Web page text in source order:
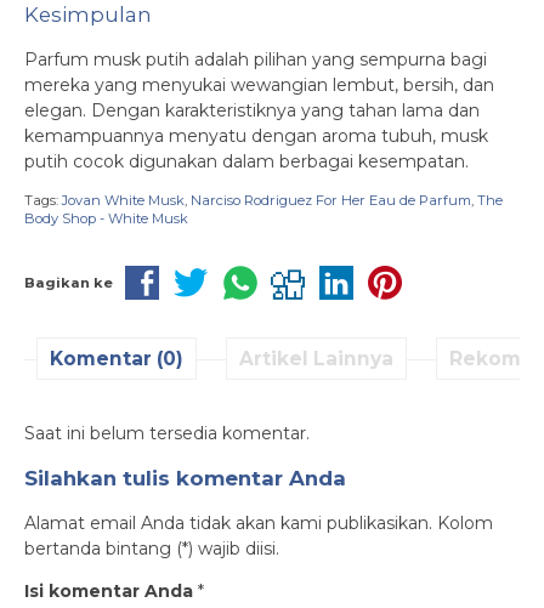
Kesimpulan
Parfum musk putih adalah pilihan yang sempurna bagi
mereka yang menyukai wewangian lembut, bersih, dan
elegan. Dengan karakteristiknya yang tahan lama dan
kemampuannya menyatu dengan aroma tubuh, musk
putih cocok digunakan dalam berbagai kesempatan.
Tags:Jovan White Musk Narciso Rodriguez For Her Eau de Parfum The
Body Shop - White Musk
Bagikan ke
Komentar (0) Artikel Lainnya
Saat ini belum tersedia komentar.
Silahkan tulis komentar Anda
Alamat email Anda tidak akan kami publikasikan. Kolom
bertanda bintang (*) wajib diisi.
Isi komentar Anda *